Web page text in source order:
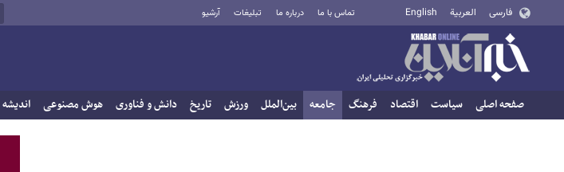
فارسی العربية English تماس با ما درباره ما تبلیغات آرشیو
صفحه اصلی سیاست اقتصاد فرهنگ جامعه بین‌الملل ورزش تاریخ دانش و فناوری هوش مصنوعی اندیشه